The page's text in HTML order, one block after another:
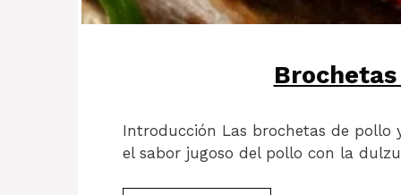
Introducción Las brochetas de
el sabor jugoso del pollo con la